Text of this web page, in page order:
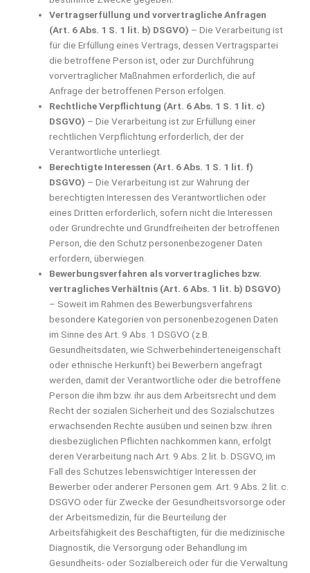
Vertragserfüllung und vorvertragliche Anfragen
(Art. 6 Abs. 1 S. 1 lit. b) DSGVO) – Die Verarbeitung ist
für die Erfüllung eines Vertrags, dessen Vertragspartei
die betroffene Person ist, oder zur Durchführung
vorvertraglicher Maßnahmen erforderlich, die auf
Anfrage der betroffenen Person erfolgen.
Rechtliche Verpflichtung (Art. 6 Abs. 1 S. 1 lit. c)
DSGVO) – Die Verarbeitung ist zur Erfüllung einer
rechtlichen Verpflichtung erforderlich, der der
Verantwortliche unterliegt.
Berechtigte Interessen (Art. 6 Abs. 1 S. 1 lit. f)
DSGVO) – Die Verarbeitung ist zur Wahrung der
berechtigten Interessen des Verantwortlichen oder
eines Dritten erforderlich, sofern nicht die Interessen
oder Grundrechte und Grundfreiheiten der betroffenen
Person, die den Schutz personenbezogener Daten
erfordern, überwiegen.
Bewerbungsverfahren als vorvertragliches bzw.
vertragliches Verhältnis (Art. 6 Abs. 1 lit. b) DSGVO)
– Soweit im Rahmen des Bewerbungsverfahrens
besondere Kategorien von personenbezogenen Daten
im Sinne des Art. 9 Abs. 1 DSGVO (z.B.
Gesundheitsdaten, wie Schwerbehinderteneigenschaft
oder ethnische Herkunft) bei Bewerbern angefragt
werden, damit der Verantwortliche oder die betroffene
Person die ihm bzw. ihr aus dem Arbeitsrecht und dem
Recht der sozialen Sicherheit und des Sozialschutzes
erwachsenden Rechte ausüben und seinen bzw. ihren
diesbezüglichen Pflichten nachkommen kann, erfolgt
deren Verarbeitung nach Art. 9 Abs. 2 lit. b. DSGVO, im
Fall des Schutzes lebenswichtiger Interessen der
Bewerber oder anderer Personen gem. Art. 9 Abs. 2 lit. c.
DSGVO oder für Zwecke der Gesundheitsvorsorge oder
der Arbeitsmedizin, für die Beurteilung der
Arbeitsfähigkeit des Beschäftigten, für die medizinische
Diagnostik, die Versorgung oder Behandlung im
Gesundheits- oder Sozialbereich oder für die Verwaltung